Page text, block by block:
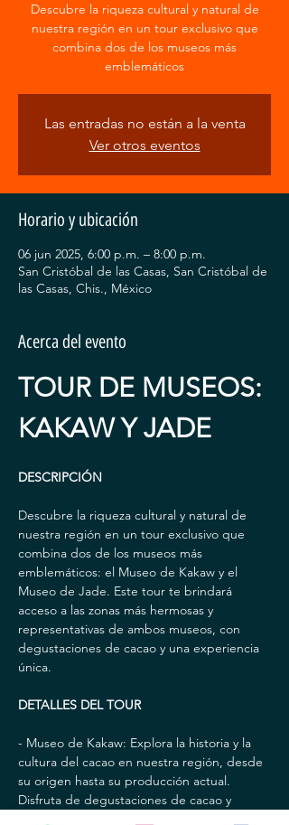
Descubre la riqueza cultural y natural de
nuestra región en un tour exclusivo que
combina dos de los museos más
emblemáticos
Las entradas no están a la venta
Ver otros eventos
Horario y ubicación
06 jun 2025, 6:00 p.m. – 8:00 p.m.
San Cristóbal de las Casas, San Cristóbal de
las Casas, Chis., México
Acerca del evento
TOUR DE MUSEOS:
KAKAW Y JADE
DESCRIPCIÓN
Descubre la riqueza cultural y natural de
nuestra región en un tour exclusivo que
combina dos de los museos más
emblemáticos: el Museo de Kakaw y el
Museo de Jade. Este tour te brindará
acceso a las zonas más hermosas y
representativas de ambos museos, con
degustaciones de cacao y una experiencia
única.
DETALLES DEL TOUR
- Museo de Kakaw: Explora la historia y la
cultura del cacao en nuestra región, desde
su origen hasta su producción actual.
Disfruta de degustaciones de cacao y